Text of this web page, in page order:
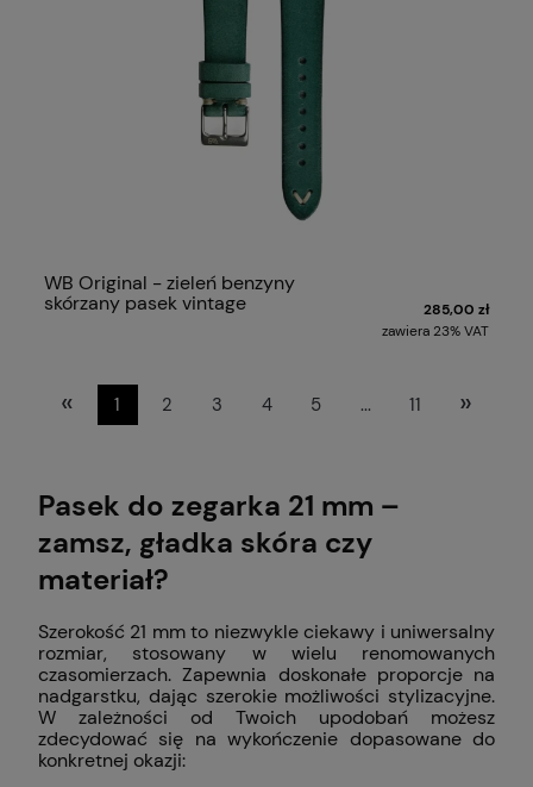
WB Original - zieleń benzyny
skórzany pasek vintage
285,00 zł
zawiera 23% VAT
« 1 2 3 4 5 ... 11 »
Pasek do zegarka 21 mm –
zamsz, gładka skóra czy
materiał?
Szerokość 21 mm to niezwykle ciekawy i uniwersalny
rozmiar, stosowany w wielu renomowanych
czasomierzach. Zapewnia doskonałe proporcje na
nadgarstku, dając szerokie możliwości stylizacyjne.
W zależności od Twoich upodobań możesz
zdecydować się na wykończenie dopasowane do
konkretnej okazji: